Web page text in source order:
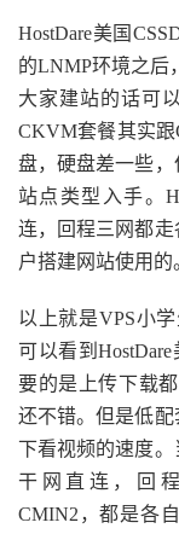
HostDare美国
的LNMP环境之后
大家建站的话可
CKVM套餐其实跟
盘，硬盘差一些
站点类型入手。
连，回程三网都
户搭建网站使用的
以上就是VPS小学
可以看到
要的是上传下载
还不错。但是低
下看视频的速度
干网直连，回
CMIN2，都是各